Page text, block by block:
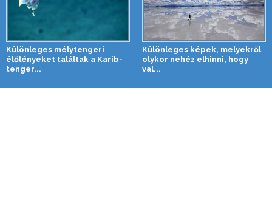
Különleges mélytengeri
élőlényeket találtak a Karib-
tenger...
Különleges képek, melyekről
olykor nehéz elhinni, hogy
val...